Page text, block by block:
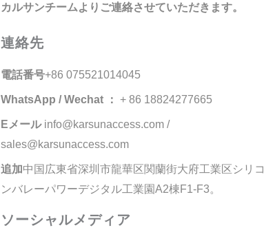
カルサンチームよりご連絡させていただきます。
連絡先
電話番号+86 075521014045
WhatsApp / Wechat ： + 86 18824277665
Eメール info@karsunaccess.com /
sales@karsunaccess.com
追加中国広東省深圳市龍華区関蘭街大府工業区シリコ
ンバレーパワーデジタル工業園A2棟F1-F3。
ソーシャルメディア